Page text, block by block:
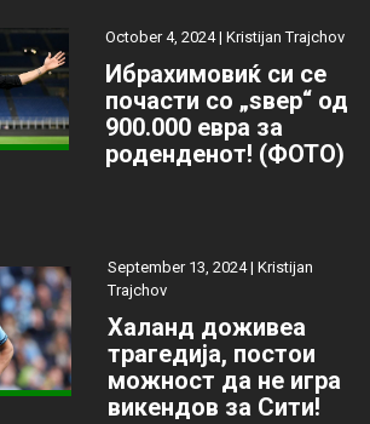
October 4, 2024 |Kristijan Trajchov
Ибрахимовиќ си се
почасти со „ѕвер“ од
900.000 евра за
роденденот! (ФОТО)
September 13, 2024 | Kristijan
Trajchov
Халанд доживеа
трагедија, постои
можност да не игра
викендов за Сити!